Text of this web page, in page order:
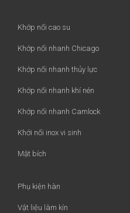
Khớp nối cao su
Khớp nối nhanh Chicago
Khớp nối nhanh thủy lực
Khớp nối nhanh khí nén
Khớp nối nhanh Camlock
Khới nối inox vi sinh
Mặt bích
Phụ kiện hàn
Vật liệu làm kín